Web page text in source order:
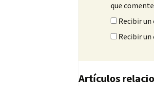
que
Recibir
Recibir
Artículos